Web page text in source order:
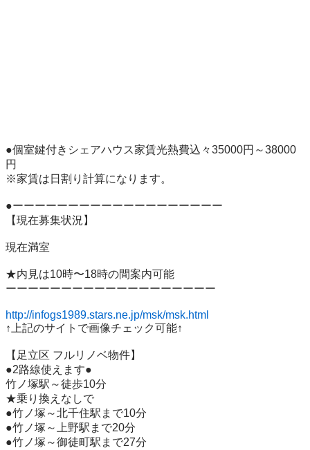
●個室鍵付きシェアハウス家賃光熱費込々35000円～38000
円
※家賃は日割り計算になります。
●ーーーーーーーーーーーーーーーーーーー
【現在募集状況】
現在満室
★内見は10時〜18時の間案内可能
ーーーーーーーーーーーーーーーーーーー
http://infogs1989.stars.ne.jp/msk/msk.html
↑上記のサイトで画像チェック可能↑
【足立区 フルリノベ物件】
●2路線使えます●
竹ノ塚駅～徒歩10分
★乗り換えなしで
●竹ノ塚～北千住駅まで10分
●竹ノ塚～上野駅まで20分
●竹ノ塚～御徒町駅まで27分